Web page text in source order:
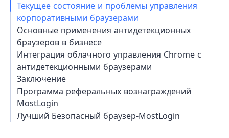
Текущее состояние и проблемы управления
корпоративными браузерами
Основные применения антидетекционных
браузеров в бизнесе
Интеграция облачного управления Chrome с
антидетекционными браузерами
Заключение
Программа реферальных вознаграждений
MostLogin
Лучший Безопасный браузер-MostLogin